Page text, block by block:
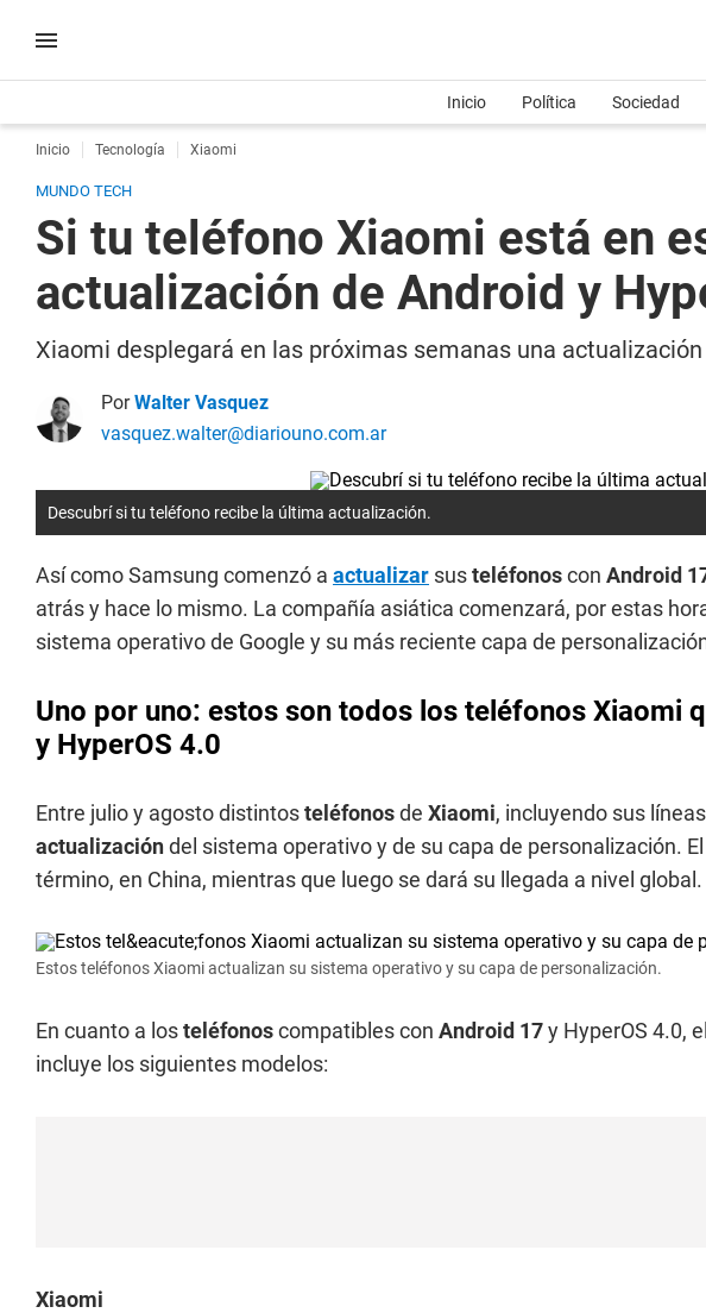
Inicio Política Sociedad
Inicio Tecnología Xiaomi
MUNDO TECH
Si tu teléfono Xiaomi está en
actualización de Android y
Xiaomi desplegará en las próximas semanas una actualización
PorWalter Vasquez
vasquez.walter@diariouno.com.ar
Descubrí si tu teléfono recibe la última actualización.
Así como Samsung comenzó a actualizar susteléfonoscon Android
atrás y hace lo mismo. La compañía asiática comenzará, por estas
sistema operativo de Google y su más reciente capa de
Uno por uno: estos son todos los teléfonos Xiaomi
y HyperOS 4.0
Entre julio y agosto distintosteléfonosde Xiaomi, incluyendo sus
actualizacióndel sistema operativo y de su capa de personalización.
término, en China, mientras que luego se dará su llegada a nivel global.
Estos teléfonos Xiaomi actualizan su sistema operativo y su capa de personalización.
En cuanto a losteléfonoscompatibles con Android 17y HyperOS 4.0,
incluye los siguientes modelos:
Xiaomi